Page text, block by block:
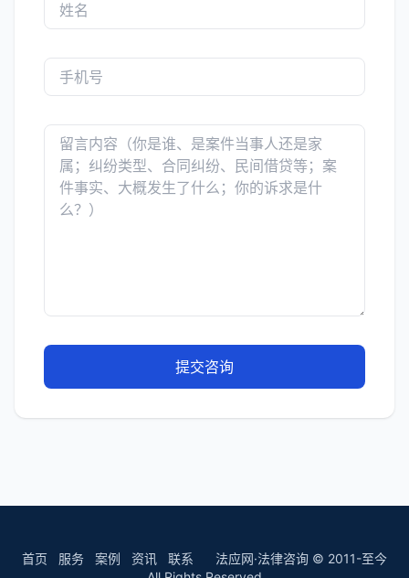
提交咨询
首页 服务 案例 资讯 联系 法应网·法律咨询 © 2011-至今